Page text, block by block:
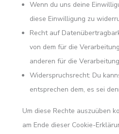
Wenn du uns deine
diese Einwilligung zu
Recht auf
von dem für die
anderen für die
Widerspruchsrecht: Du
entsprechen dem, es sei
Um diese Rechte auszuüben
am Ende dieser Cookie-